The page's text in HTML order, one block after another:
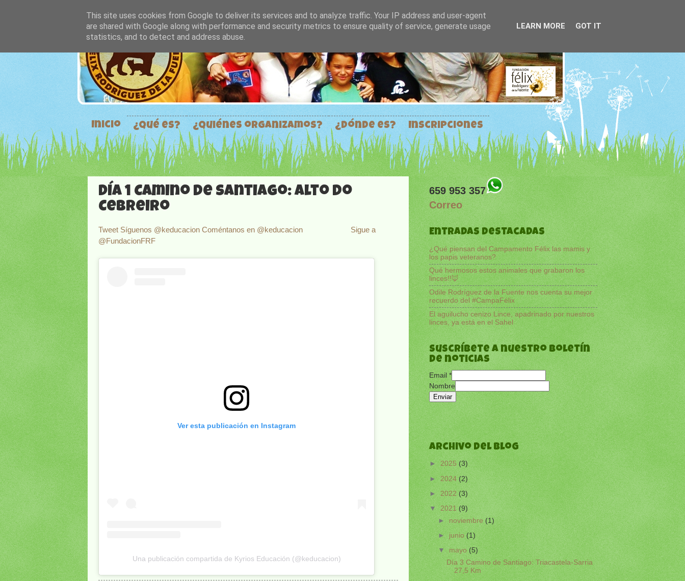
Inicio ¿Qué es? ¿Quiénes organizamos? ¿Dónde es? Inscripciones
Día 1 Camino de Santiago: Alto do
Cebreiro
Tweet Síguenos @keducacion Coméntanos en @keducacion
Sigue a
@FundacionFRF
Ver esta publicación en Instagram
Una publicación compartida de Kyrios Educación (@keducacion)
659 953 357
Correo
Entradas destacadas
¿Qué piensan del Campamento Félix las mamis y
los papis veteranos?
Qué hermosos estos animales que grabaron los
linces!!🦊
Odile Rodríguez de la Fuente nos cuenta su mejor
recuerdo del #CampaFélix
El aguilucho cenizo Lince, apadrinado por nuestros
linces, ya está en el Sahel
Suscríbete a nuestro boletín
de noticias
Email*
Nombre
Archivo del blog
►2025(3)
►2024(2)
►2022(3)
▼2021(9)
►noviembre (1)
►junio(1)
▼mayo(5)
Día 3 Camino de Santiago: Triacastela-Sarria
27,5 Km
This site uses cookies from Google to deliver its services and to analyze traffic. Your IP address and user-agent
are shared with Google along with performance and security metrics to ensure quality of service, generate usage
statistics, and to detect and address abuse.
LEARN MORE GOT IT